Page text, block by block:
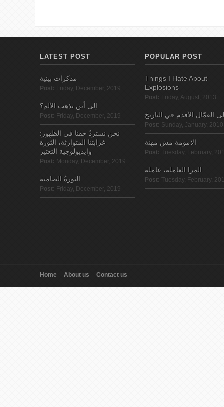
LATEST POST
مذكرات بيئية
Post: Friday, December, 2019
إلى أين يذهب الألم؟
Post: Friday, December, 2019
نحن نستردُ حقنا في الظهور:
غرابتنا المتوارثة، الثورة
وايديولوجية التعتير
Post: Monday, December, 2019
الثورةُ الصامتة
Post: Friday, December, 2019
POPULAR POST
Things I Hate About
Explosions
Post: Friday, August, 2013
العمّال الأقدم في التاريخ
Post: Sunday, January, 2010
الامومة مش مهنة
Post: Tuesday, February,
المرا العاملة، عاملة
Post: Tuesday, February,
Home About us Contact us